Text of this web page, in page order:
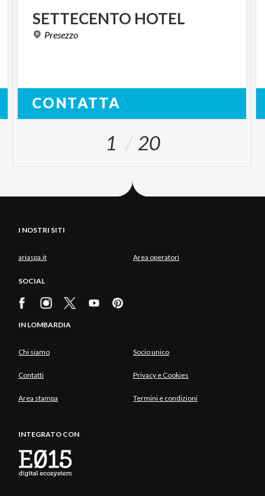
SETTECENTO HOTEL
Presezzo
CONTATTA
1 20
I NOSTRI SITI
ariaspa.it Area operatori
SOCIAL
IN LOMBARDIA
Chi siamo Socio unico
Contatti Privacy e Cookies
Area stampa Termini e condizioni
INTEGRATO CON